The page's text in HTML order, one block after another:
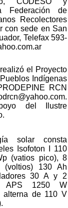
solar consta
Isofoton I 110
(vatios pico), 8
(voltios) 130 Ah
30 A y 2
APS 1250 W
alterna de 110 V
Federación de
Recolectores
con sede en San
Telefax 593-
el Proyecto
Indígenas
RCN
del Ilustre